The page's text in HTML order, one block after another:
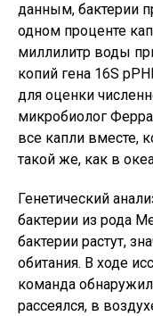
данным, бактерии
одном проценте
миллилитр воды
копий гена 16S
для оценки
микробиолог
все капли вместе,
такой же, как в
Генетический
бактерии из рода
бактерии растут,
обитания. В ходе
команда
рассеялся, в